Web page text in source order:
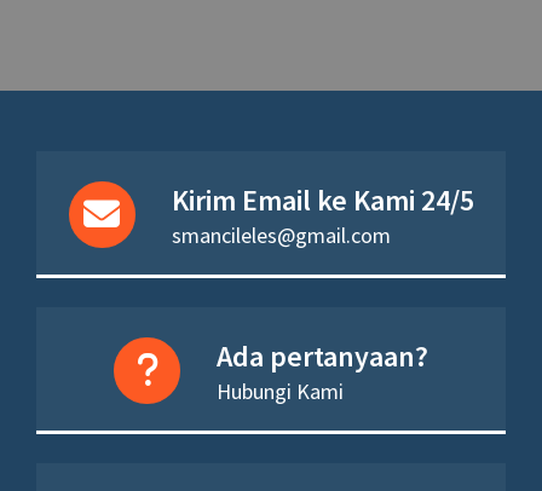
Kirim Email ke Kami 24/5
smancileles@gmail.com
Ada pertanyaan?
Hubungi Kami